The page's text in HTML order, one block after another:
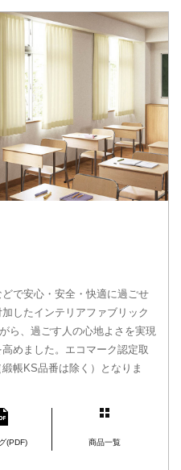
で安心・安全・快適に過ごせ
したインテリアファブリック
ら、過ごす人の心地よさを実現
めました。エコマーク認定取
帳KS品番は除く）となりま
(PDF) 商品一覧